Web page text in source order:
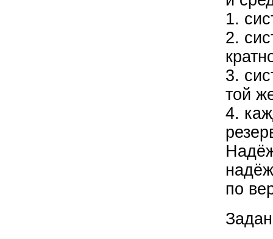
1.
2.
3.
той
4.
по